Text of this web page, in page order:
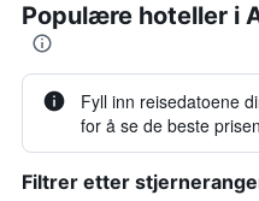
Populære hoteller i
Fyll inn reisedatoene
for å se de beste
Filtrer etter